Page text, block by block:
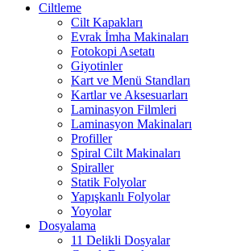
Ciltleme
Cilt Kapakları
Evrak İmha Makinaları
Fotokopi Asetatı
Giyotinler
Kart ve Menü Standları
Kartlar ve Aksesuarları
Laminasyon Filmleri
Laminasyon Makinaları
Profiller
Spiral Cilt Makinaları
Spiraller
Statik Folyolar
Yapışkanlı Folyolar
Yoyolar
Dosyalama
11 Delikli Dosyalar